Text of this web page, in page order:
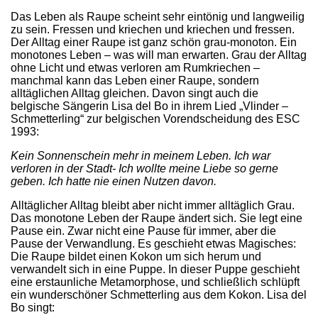
Das Leben als Raupe scheint sehr eintönig und langweilig
zu sein. Fressen und kriechen und kriechen und fressen.
Der Alltag einer Raupe ist ganz schön grau-monoton. Ein
monotones Leben – was will man erwarten. Grau der Alltag
ohne Licht und etwas verloren am Rumkriechen –
manchmal kann das Leben einer Raupe, sondern
alltäglichen Alltag gleichen. Davon singt auch die
belgische Sängerin Lisa del Bo in ihrem Lied „Vlinder –
Schmetterling“ zur belgischen Vorendscheidung des ESC
1993:
Kein Sonnenschein mehr in meinem Leben. Ich war
verloren in der Stadt- Ich wollte meine Liebe so gerne
geben. Ich hatte nie einen Nutzen davon.
Alltäglicher Alltag bleibt aber nicht immer alltäglich Grau.
Das monotone Leben der Raupe ändert sich. Sie legt eine
Pause ein. Zwar nicht eine Pause für immer, aber die
Pause der Verwandlung. Es geschieht etwas Magisches:
Die Raupe bildet einen Kokon um sich herum und
verwandelt sich in eine Puppe. In dieser Puppe geschieht
eine erstaunliche Metamorphose, und schließlich schlüpft
ein wunderschöner Schmetterling aus dem Kokon. Lisa del
Bo singt: